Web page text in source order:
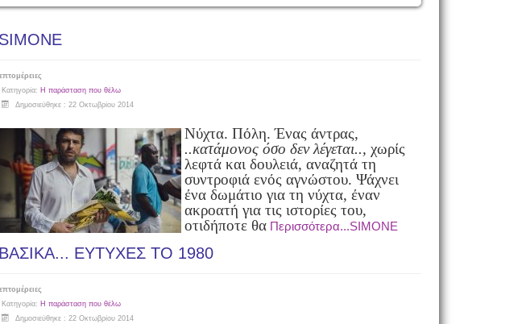
SIMONE
Κατηγορία: Η παράσταση που θέλω
Δημοσιεύθηκε : 22 Οκτωβρίου 2014
Νύχτα. Πόλη. Ένας άντρας,
..κατάμονος όσο δεν λέγεται.., χωρίς
λεφτά και δουλειά, αναζητά τη
συντροφιά ενός αγνώστου. Ψάχνει
ένα δωμάτιο για τη νύχτα, έναν
ακροατή για τις ιστορίες του,
οτιδήποτε θα Περισσότερα...SIMONE
ΒΑΣΙΚΑ... ΕΥΤΥΧΕΣ ΤΟ 1980
Κατηγορία: Η παράσταση που θέλω
Δημοσιεύθηκε : 22 Οκτωβρίου 2014